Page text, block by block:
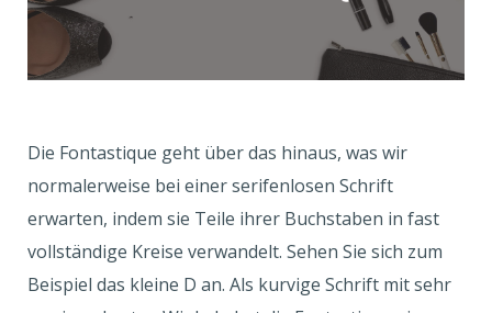
Die Fontastique geht über das hinaus, was wir
normalerweise bei einer serifenlosen Schrift
erwarten, indem sie Teile ihrer Buchstaben in fast
vollständige Kreise verwandelt. Sehen Sie sich zum
Beispiel das kleine D an. Als kurvige Schrift mit sehr